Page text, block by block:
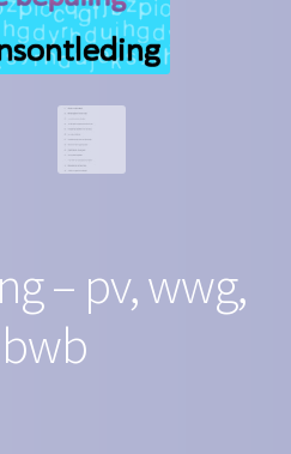
– pv, wwg,